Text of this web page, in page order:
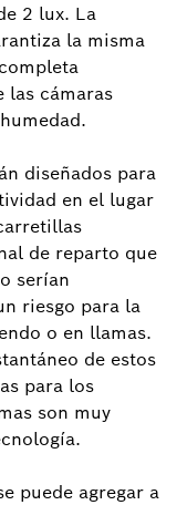
2 lux. La
la misma
las cámaras
diseñados para
en el lugar
de reparto que
serían
riesgo para la
o en llamas.
de estos
para los
son muy
puede agregar a